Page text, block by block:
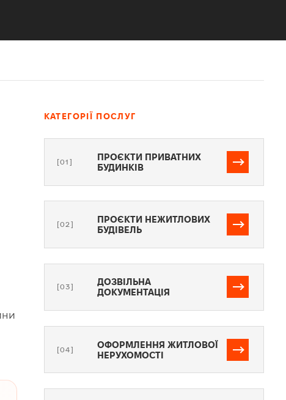
КАТЕГОРІЇ ПОСЛУГ
[01]
ПРОЄКТИ ПРИВАТНИХ
БУДИНКІВ
[02]
ПРОЄКТИ НЕЖИТЛОВИХ
БУДІВЕЛЬ
[03]
ДОЗВІЛЬНА
ДОКУМЕНТАЦІЯ
[04]
ОФОРМЛЕННЯ ЖИТЛОВОЇ
НЕРУХОМОСТІ